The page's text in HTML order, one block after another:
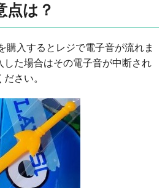
点は？
購入するとレジで電子音が流れま
した場合はその電子音が中断され
さい。